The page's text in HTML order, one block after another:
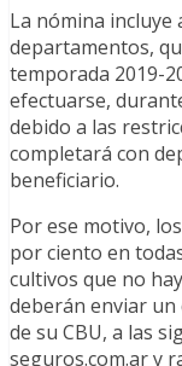
La nómina
departamentos,
temporada 2019-
efectuarse,
debido a las
completará con
beneficiario.
Por ese motivo,
por ciento en
cultivos que no
deberán enviar un
de su CBU, a las
seguros.com.ar y